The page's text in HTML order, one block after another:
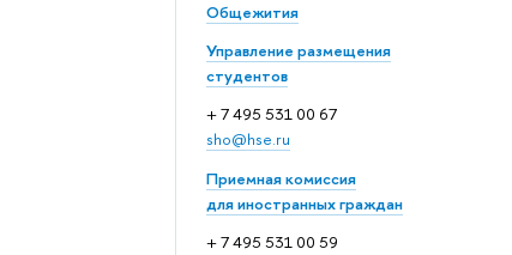
Общежития
Управление размещения
студентов
+ 7 495 531 00 67
sho@hse.ru
Приемная комиссия
для иностранных граждан
+ 7 495 531 00 59